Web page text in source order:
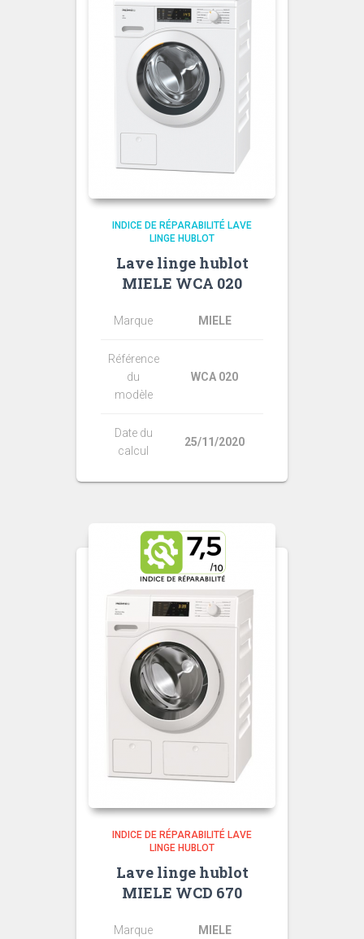
INDICE DE RÉPARABILITÉ LAVE
LINGE HUBLOT
Lave linge hublot
MIELE WCA 020
Marque MIELE
Référence
du
modèle
WCA 020
Date du
calcul
25/11/2020
INDICE DE RÉPARABILITÉ LAVE
LINGE HUBLOT
Lave linge hublot
MIELE WCD 670
Marque MIELE